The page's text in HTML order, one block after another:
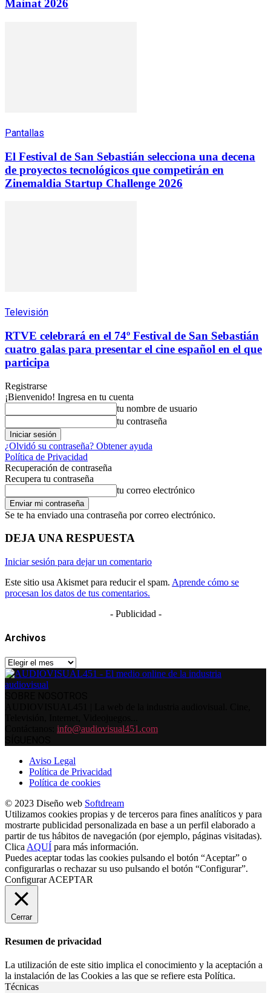
Mainat 2026
Pantallas
El Festival de San Sebastián selecciona una decena
de proyectos tecnológicos que competirán en
Zinemaldia Startup Challenge 2026
Televisión
RTVE celebrará en el 74º Festival de San Sebastián
cuatro galas para presentar el cine español en el que
participa
Registrarse
¡Bienvenido! Ingresa en tu cuenta
tu nombre de usuario
tu contraseña
¿Olvidó su contraseña? Obtener ayuda
Política de Privacidad
Recuperación de contraseña
Recupera tu contraseña
tu correo electrónico
Se te ha enviado una contraseña por correo electrónico.
DEJA UNA RESPUESTA
Iniciar sesión para dejar un comentario
Este sitio usa Akismet para reducir el spam. Aprende cómo se
procesan los datos de tus comentarios.
- Publicidad -
Archivos
Archivos
info@audiovisual451.com
Aviso Legal
Política de Privacidad
Política de cookies
© 2023 Diseño web Softdream
Utilizamos cookies propias y de terceros para fines analíticos y para
mostrarte publicidad personalizada en base a un perfil elaborado a
partir de tus hábitos de navegación (por ejemplo, páginas visitadas).
Clica AQUÍ para más información.
Puedes aceptar todas las cookies pulsando el botón “Aceptar” o
configurarlas o rechazar su uso pulsando el botón “Configurar”.
Configurar ACEPTAR
Cerrar
Resumen de privacidad
La utilización de este sitio implica el conocimiento y la aceptación a
la instalación de las Cookies a las que se refiere esta Política.
Técnicas